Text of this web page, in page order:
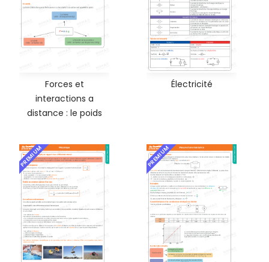
Forces et
interactions a
distance : le poids
Électricité
PREMIUM PREMIUM